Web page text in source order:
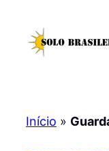
Início »